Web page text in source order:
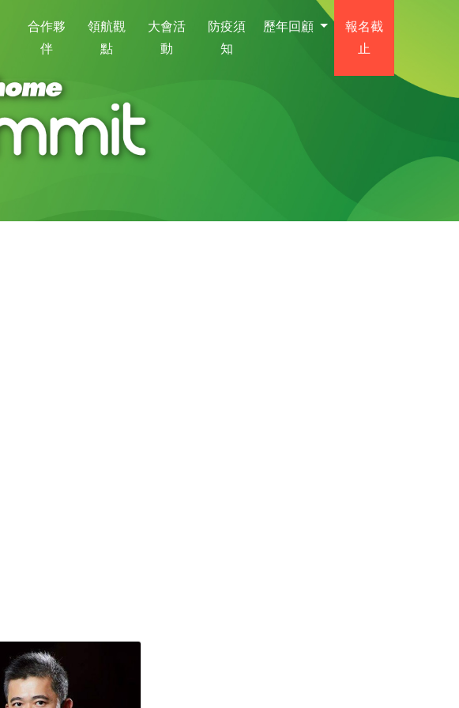
合作夥
伴
領航觀
點
大會活
動
防疫須
知
歷年回顧
報名截
止